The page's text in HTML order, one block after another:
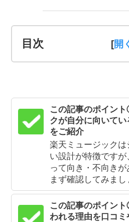
目次 [
この記事のポイン
クが自分に向いて
をご紹介
楽天ミュージック
い設計が特徴です
って向き・不向き
まず確認してみまし
この記事のポイン
われる理由を口コ